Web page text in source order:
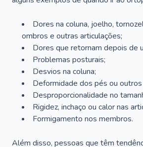
Dores na coluna, joelho,
ombros e outras articulações;
Dores que retornam depois de
Problemas posturais;
Desvios na coluna;
Deformidade dos pés ou
Desproporcionalidade no
Rigidez, inchaço ou calor nas
Formigamento nos membros.
Além disso, pessoas que têm